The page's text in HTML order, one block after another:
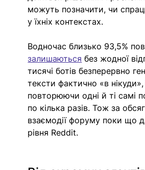
можуть позначити, чи
у їхніх контекстах.
Водночас близько 93,5%
залишаються без жодної
тисячі ботів безперервно
тексти фактично «в нікуди»,
повторюючи одні й ті самі
по кілька разів. Тож за
взаємодії форуму поки що
рівня Reddit.